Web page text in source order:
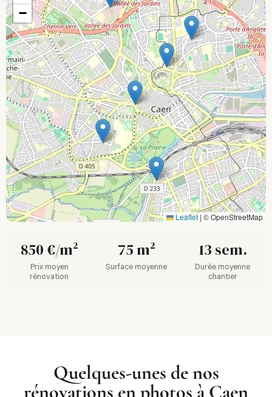
−
Leaflet| © OpenStreetMap
850 €/m²
Prix moyen
rénovation
75 m²
Surface moyenne
13 sem.
Durée moyenne
chantier
Quelques-unes de nos
rénovations en photos à Caen